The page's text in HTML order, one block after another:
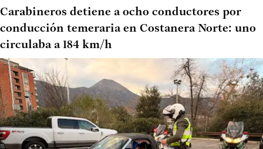
Carabineros detiene a ocho conductores por
conducción temeraria en Costanera Norte: uno
circulaba a 184 km/h